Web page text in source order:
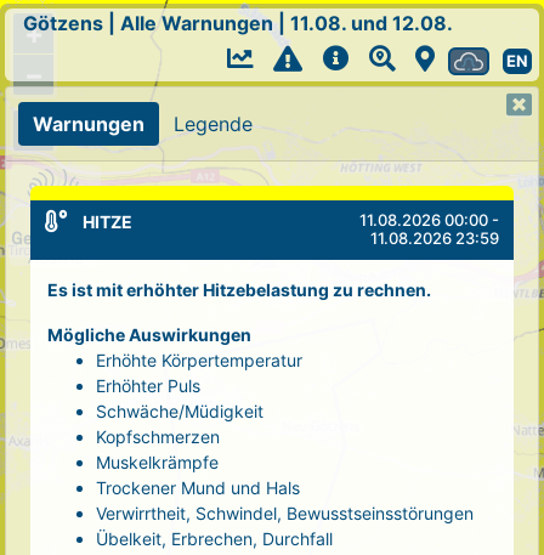
+
−
Götzens Alle Warnungen| 11.08. und 12.08.
EN
Warnungen Legende
HITZE
11.08.2026 00:00 -
11.08.2026 23:59
Es ist mit erhöhter Hitzebelastung zu rechnen.
Mögliche Auswirkungen
Erhöhte Körpertemperatur
Erhöhter Puls
Schwäche/Müdigkeit
Kopfschmerzen
Muskelkrämpfe
Trockener Mund und Hals
Verwirrtheit, Schwindel, Bewusstseinsstörungen
Übelkeit, Erbrechen, Durchfall